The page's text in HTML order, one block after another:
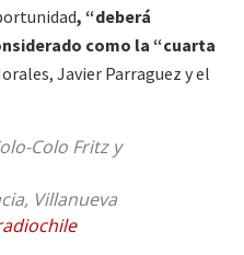
, “deberá
como la “cuarta
Javier Parraguez y el
Colo Fritz y
Villanueva